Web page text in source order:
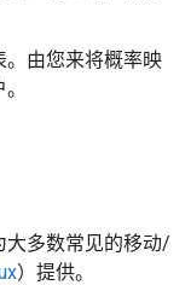
。由您来将概率映
大多数常见的移动/
）提供。